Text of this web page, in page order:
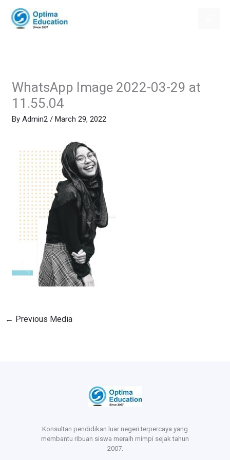
content
WhatsApp Image 2022-03-29 at
11.55.04
ByAdmin2/March 29, 2022
← Previous Media
Konsultan pendidikan luar negeri terpercaya yang
membantu ribuan siswa meraih mimpi sejak tahun
2007.